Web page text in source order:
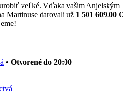
veľké. Vďaka vašim Anjelským
Martinuse darovali už 1 501 609,00 €
• Otvorené do 20:00